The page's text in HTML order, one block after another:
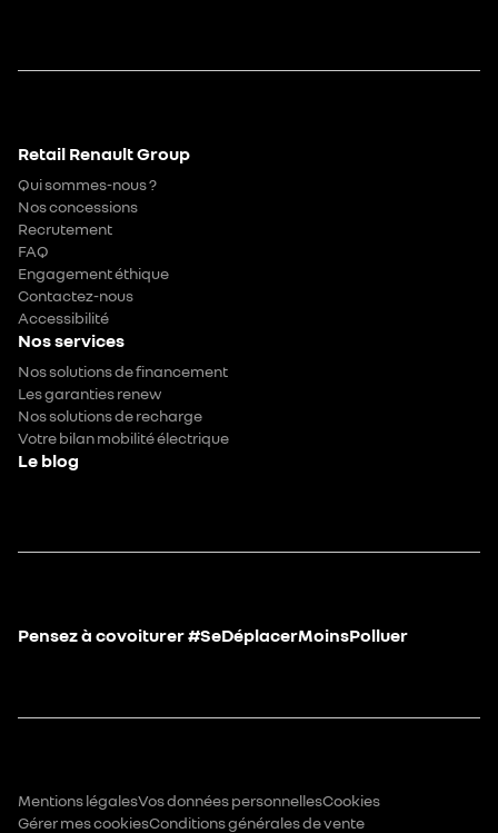
Retail Renault Group
Qui sommes-nous ?
Nos concessions
Recrutement
FAQ
Engagement éthique
Contactez-nous
Accessibilité
Nos services
Nos solutions de financement
Les garanties renew
Nos solutions de recharge
Votre bilan mobilité électrique
Le blog
Pensez à covoiturer #SeDéplacerMoinsPolluer
Mentions légalesVos données personnellesCookies
Gérer mes cookiesConditions générales de vente